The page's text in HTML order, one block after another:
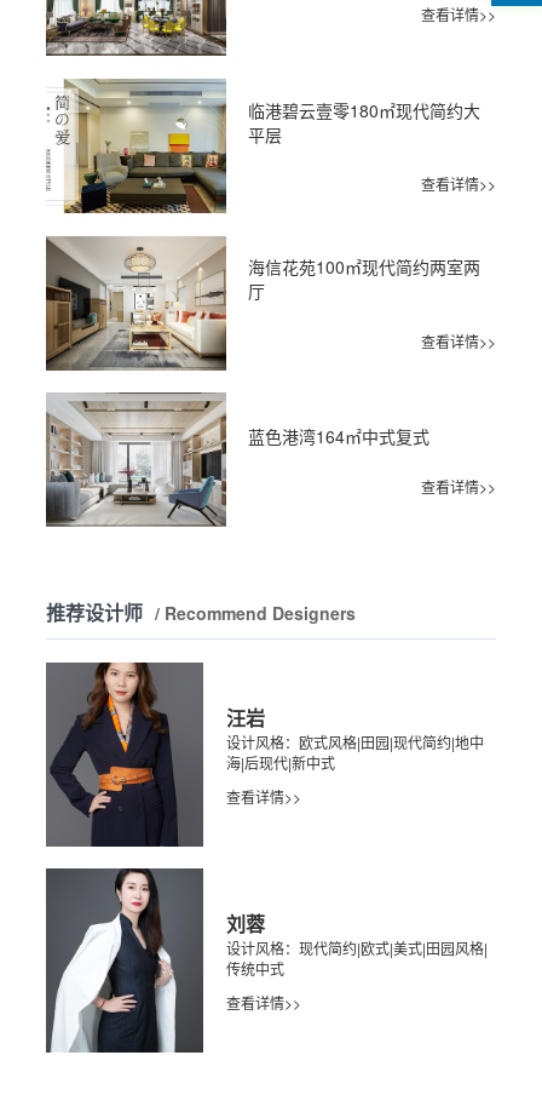
查看详情>>
临港碧云壹零180㎡现代简约大
平层
查看详情>>
海信花苑100㎡现代简约两室两
厅
查看详情>>
蓝色港湾164㎡中式复式
查看详情>>
推荐设计师 / Recommend Designers
汪岩
设计风格：欧式风格|田园|现代简约|地中
海|后现代|新中式
查看详情>>
刘蓉
设计风格：现代简约|欧式|美式|田园风格|
传统中式
查看详情>>